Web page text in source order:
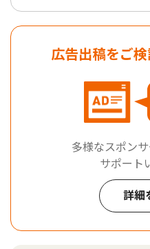
広告出稿をご
多様なスポン
サポート
詳細